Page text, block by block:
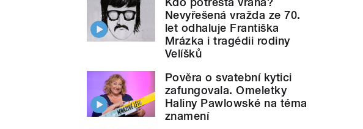
Nevyřešená vražda ze 70.
let odhaluje Františka
Mrázka i tragédii rodiny
Velíšků
Pověra o svatební kytici
zafungovala. Omeletky
Haliny Pawlowské na téma
znamení